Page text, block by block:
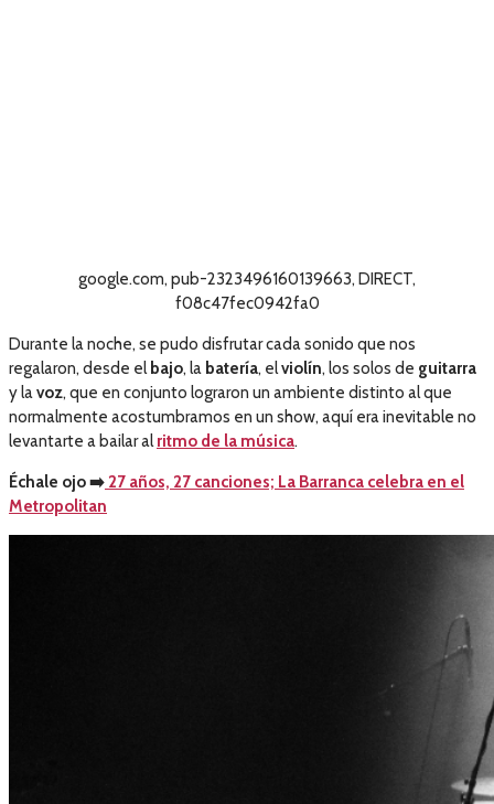
google.com, pub-2323496160139663, DIRECT,
f08c47fec0942fa0
Durante la noche, se pudo disfrutar cada sonido que nos
regalaron, desde el bajo, la batería, elviolín, los solos de guitarra
y lavoz, que en conjunto lograron un ambiente distinto al que
normalmente acostumbramos en un show, aquí era inevitable no
levantarte a bailar alritmo de la música.
Échale ojo➡️ 27 años, 27 canciones; La Barranca celebra en el
Metropolitan